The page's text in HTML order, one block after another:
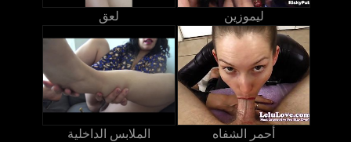
لعق ليموزين
الملابس الداخلية أحمر الشفاه